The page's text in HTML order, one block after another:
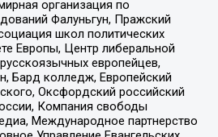
организация по
Фалуньгун, Пражский
школ политических
Европы, Центр либеральной
европейцев,
Бард колледж, Европейский
Оксфордский российский
Компания свободы
Международное партнерство